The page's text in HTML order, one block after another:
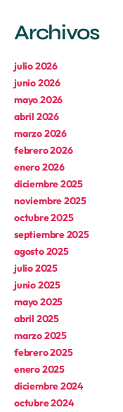
Archivos
julio 2026
junio 2026
mayo 2026
abril 2026
marzo 2026
febrero 2026
enero 2026
diciembre 2025
noviembre 2025
octubre 2025
septiembre 2025
agosto 2025
julio 2025
junio 2025
mayo 2025
abril 2025
marzo 2025
febrero 2025
enero 2025
diciembre 2024
octubre 2024